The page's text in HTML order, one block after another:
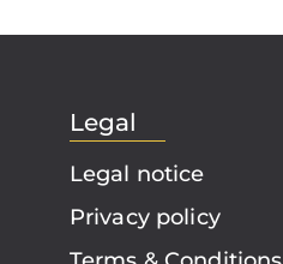
Legal
Legal notice
Privacy policy